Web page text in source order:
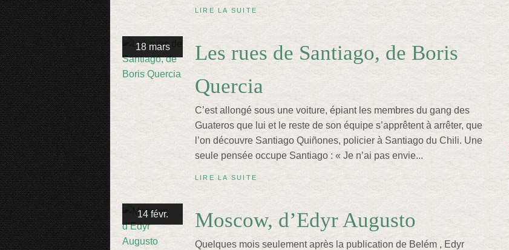
LIRE LA SUITE
18 mars
Les rues de Santiago, de Boris
Quercia
C’est allongé sous une voiture, épiant les membres du gang des
Guateros que lui et le reste de son équipe s’apprêtent à arrêter, que
l’on découvre Santiago Quiñones, policier à Santiago du Chili. Une
seule pensée occupe Santiago : « Je n’ai pas envie...
LIRE LA SUITE
14 févr. Moscow, d’Edyr Augusto
Quelques mois seulement après la publication de Belém , Edyr